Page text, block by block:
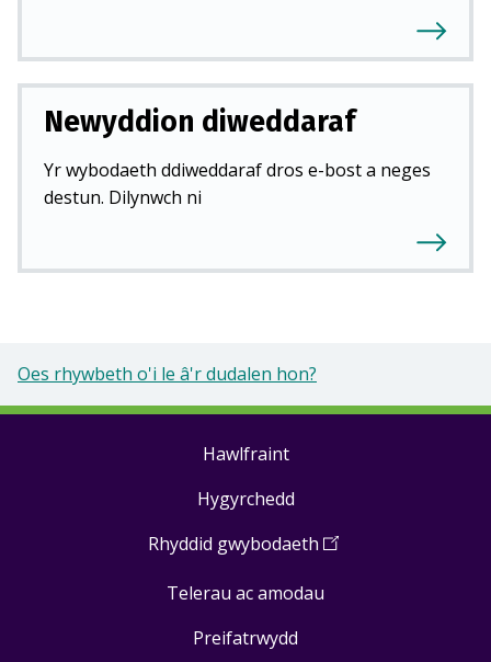
Newyddion diweddaraf
Yr wybodaeth ddiweddaraf dros e-bost a neges
destun. Dilynwch ni
Oes rhywbeth o'i le â'r dudalen hon?
Hawlfraint
Hygyrchedd
Rhyddid gwybodaeth (Open
a
Telerau ac amodau
Preifatrwydd